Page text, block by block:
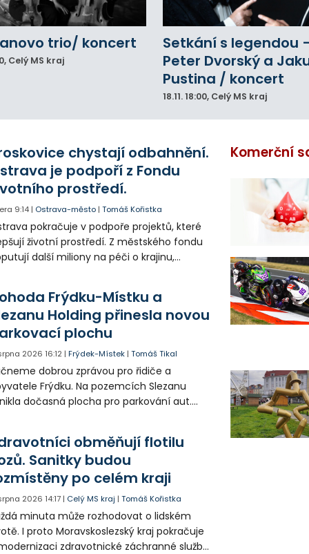
trio/ koncert
, Celý MS kraj
Setkání s legendou
Peter Dvorský a
Pustina / koncert
18.11.18:00, Celý MS kraj
chystají odbahnění.
je podpoří z Fondu
prostředí.
9:14 | Ostrava-město |Tomáš Kořistka
pokračuje v podpoře projektů, které
životní prostředí. Z městského fondu
další miliony na péči o krajinu,
Frýdku-Místku a
Holding přinesla novou
plochu
2026 16:12 |Frýdek-Místek |Tomáš Tikal
dobrou zprávou pro řidiče a
Frýdku. Na pozemcích Slezanu
dočasná plocha pro parkování aut.
obměňují flotilu
Sanitky budou
po celém kraji
2026 14:17 | Celý MS kraj |Tomáš Kořistka
minuta může rozhodovat o lidském
I proto Moravskoslezský kraj pokračuje
zdravotnické záchranné služby
Komerční